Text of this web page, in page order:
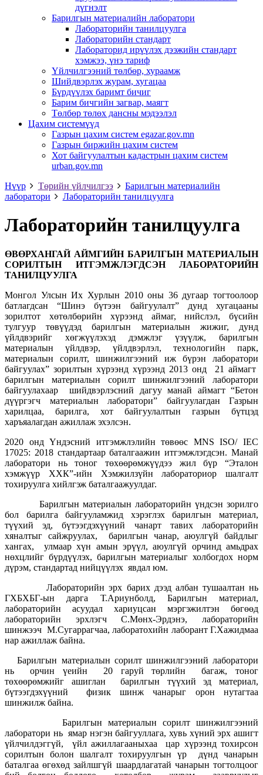
дүгнэлт
Барилгын материалийн лаборатори
Лабораторийн танилцуулга
Лабораторийн стандарт
Лабораторид ирүүлэх дээжийн стандарт
хэмжээ, үнэ тариф
Үйлчилгээний төлбөр, хураамж
Шийдвэрлэх журам, хугацаа
Бүрдүүлэх баримт бичиг
Барим бичгийн загвар, маягт
Төлбөр төлөх дансны мэдээлэл
Цахим системүүд
Газрын цахим систем egazar.gov.mn
Газрын биржийн цахим систем
Хот байгуулалтын кадастрын цахим систем
urban.gov.mn
Нүүр
Төрийн үйлчилгээ
Барилгын материалийн
лаборатори
Лабораторийн танилцуулга
Лабораторийн танилцуулга
ӨВӨРХАНГАЙАЙМГИЙН БАРИЛГЫН МАТЕРИАЛЫН
СОРИЛТЫН ИТГЭМЖЛЭГДСЭН ЛАБОРАТОРИЙН
ТАНИЛЦУУЛГА
Монгол Улсын Их Хурлын 2010 оны 36 дугаар тогтоолоор
батлагдсан “Шинэ бүтээн байгуулалт” дунд хугацааны
зорилтот хөтөлбөрийн хүрээнд аймаг, нийслэл, бүсийн
тулгуур төвүүдэд барилгын материалын жижиг, дунд
үйлдвэрийг хөгжүүлэхэд дэмжлэг үзүүлж, барилгын
материалын үйлдвэр, үйлдвэрлэл, технологийн парк,
материалын сорилт, шинжилгээний иж бүрэн лаборатори
байгуулах” зорилтын хүрээнд хүрээнд 2013 онд 21 аймагт
барилгын материалын сорилт шинжилгээний лаборатори
байгуулахаар шийдвэрлэсний дагуу манай аймагт “Бетон
дүүргэгч материалын лаборатори” байгуулагдан Газрын
харилцаа, барилга, хот байгуулалтын газрын бүтцэд
харъяалагдан ажиллаж эхэлсэн.
2020 онд Үндэсний итгэмжлэлийн төвөөс MNS ISO/ IEC
17025: 2018 стандартаар баталгаажин итгэмжлэгдсэн. Манай
лаборатори нь тоног төхөөрөмжүүдээ жил бүр “Эталон
хэмжүүр ХХК”-ийн Хэмжилзүйн лабораториор шалгалт
тохируулга хийлгэж баталгаажуулдаг.
Барилгын материалын лабораторийн үндсэн зорилго
бол барилга байгууламжид хэрэглэх барилгын материал,
түүхий эд, бүтээгдэхүүний чанарт тавих лабораторийн
хяналтыг сайжруулах, барилгын чанар, аюулгүй байдлыг
хангах, улмаар хүн амын эрүүл, аюулгүй орчинд амьдрах
нөхцлийг бүрдүүлэх, барилгын материалыг холбогдох норм
дүрэм, стандартад нийцүүлэх явдал юм.
Лабораторийн эрх барих дээд албан тушаалтан нь
ГХБХБГ-ын дарга Т.Ариунболд, Барилгын материал,
лабораторийн асуудал хариуцсан мэргэжилтэн бөгөөд
лабораторийн эрхлэгч С.Мөнх-Эрдэнэ, лабораторийн
шинжээч М.Сугаррагчаа, лаборатохийн лаборант Г.Хажидмаа
нар ажиллаж байна.
Барилгын материалын сорилт шинжилгээний лаборатори
нь орчин үеийн 20 гаруй төрлийн багаж, тоног
төхөөрөмжийг ашиглан барилгын түүхий эд материал,
бүтээгдэхүүний физик шинж чанарыг орон нутагтаа
шинжилж байна.
Барилгын материалын сорилт шинжилгээний
лаборатори нь ямар нэгэн байгууллага, хувь хүний эрх ашигт
үйлчилдэггүй, үйл ажиллагааныхаа цар хүрээнд тохирсон
сорилтын болон шалгалт тохируулгын үр дүнд чанарын
баталгаа өгөхөд зайлшгүй шаардлагатай чанарын тогтолцоог